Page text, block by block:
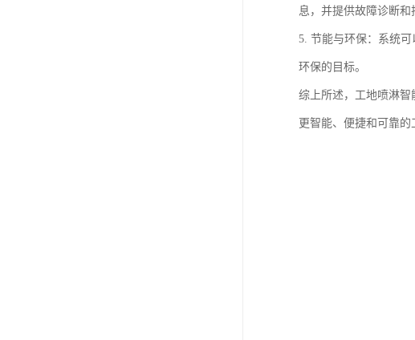
息，并提供故障诊断和
5. 节能与环保：系统
环保的目标。
综上所述，工地喷淋
更智能、便捷和可靠的